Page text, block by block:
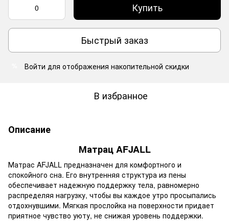
Купить
Быстрый заказ
Войти для отображения накопительной скидки
В избранное
Описание
Матрац AFJALL
Матрас AFJALL предназначен для комфортного и
спокойного сна. Его внутренняя структура из пены
обеспечивает надежную поддержку тела, равномерно
распределяя нагрузку, чтобы вы каждое утро просыпались
отдохнувшими. Мягкая прослойка на поверхности придает
приятное чувство уюту, не снижая уровень поддержки.